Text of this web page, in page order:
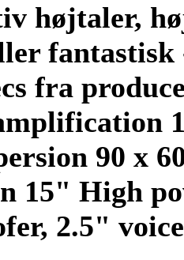
højtaler,
fantastisk
fra
90 x
15" High
2.5" voice